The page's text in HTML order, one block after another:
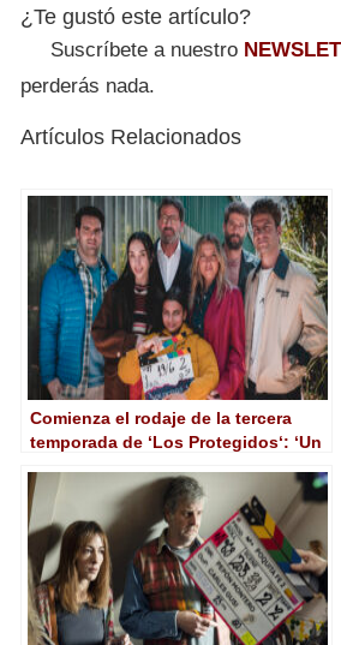
¿Te gustó este artículo?
Suscríbete a nuestro
perderás nada.
Artículos Relacionados
Comienza el rodaje de la tercera
temporada de ‘Los Protegidos‘: ‘Un